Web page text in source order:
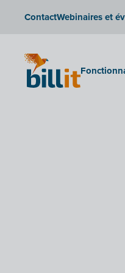
ContactWebinaires et